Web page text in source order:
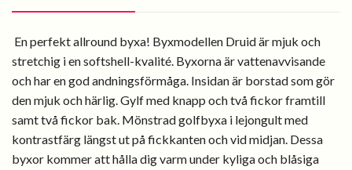
En perfekt allround byxa! Byxmodellen Druid är mjuk och
stretchig i en softshell-kvalité. Byxorna är vattenavvisande
och har en god andningsförmåga. Insidan är borstad som gör
den mjuk och härlig. Gylf med knapp och två fickor framtill
samt två fickor bak. Mönstrad golfbyxa i lejongult med
kontrastfärg längst ut på fickkanten och vid midjan. Dessa
byxor kommer att hålla dig varm under kyliga och blåsiga